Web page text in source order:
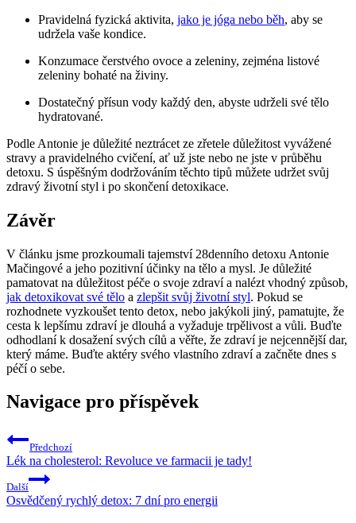
Pravidelná fyzická aktivita, jako je jóga nebo běh, aby se
udržela vaše kondice.
Konzumace čerstvého ​ovoce ⁢a zeleniny, zejména listové​
zeleniny bohaté na živiny.
Dostatečný přísun⁤ vody každý den, abyste udrželi své tělo
hydratované.
Podle Antonie je důležité neztrácet ze zřetele důležitost vyvážené
stravy a‌ pravidelného cvičení, ať už jste⁤ nebo ne jste v průběhu
detoxu. S úspěšným dodržováním těchto tipů ⁤můžete udržet svůj
zdravý životní⁢ styl ⁣i po ‌skončení detoxikace.
Závěr
V článku jsme prozkoumali ‍tajemství 28denního detoxu Antonie
Mačingové⁤ a ⁤jeho pozitivní ‍účinky na⁢ tělo a ⁤mysl. Je důležité
pamatovat na důležitost péče o svoje zdraví a nalézt vhodný způsob,⁤
jak detoxikovat své tělo a zlepšit svůj životní styl. Pokud se
rozhodnete⁤ vyzkoušet tento detox, nebo‍ jakýkoli jiný, pamatujte, že
cesta​ k lepšímu zdraví ‌je dlouhá ‌a vyžaduje trpělivost‌ a vůli. Buďte
odhodlaní k dosažení svých cílů a ‍věřte, že zdraví je ⁤nejcennější dar,
který máme. Buďte aktéry ⁤svého vlastního ‍zdraví a začněte ‌dnes s
‍péčí o sebe.
Navigace pro příspěvek
Předchozí
Lék na cholesterol: Revoluce ve farmacii je tady!
Další
Osvědčený rychlý detox: 7 dní pro energii